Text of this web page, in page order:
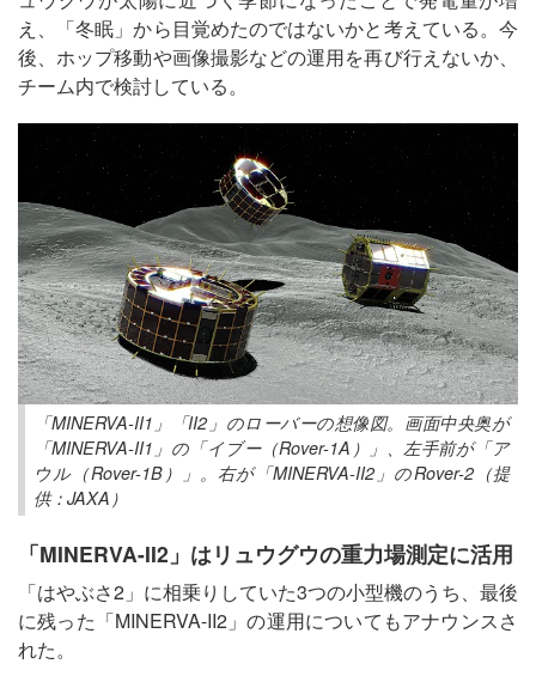
え、「冬眠」から目覚めたのではないかと考えている。今
後、ホップ移動や画像撮影などの運用を再び行えないか、
チーム内で検討している。
「MINERVA-II1」「II2」のローバーの想像図。画面中央奥が
「MINERVA-II1」の「イブー（Rover-1A）」、左手前が「ア
ウル（Rover-1B）」。右が「MINERVA-II2」のRover-2（提
供：JAXA）
「MINERVA-II2」はリュウグウの重力場測定に活用
「はやぶさ2」に相乗りしていた3つの小型機のうち、最後
に残った「MINERVA-II2」の運用についてもアナウンスさ
れた。